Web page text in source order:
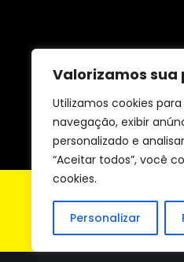
Valorizamos
Utilizamos cookies
navegação, exibir
personalizado e
“Aceitar todos”, você
cookies.
Personalizar